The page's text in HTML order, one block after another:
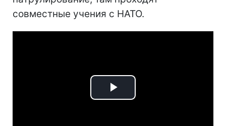
совместные учения с НАТО.
Play